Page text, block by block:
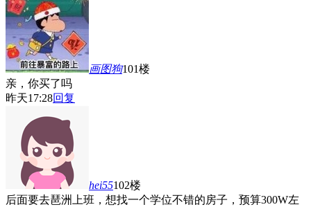
画图狗101楼
亲，你买了吗
昨天17:28回复
hei55102楼
后面要去琶洲上班，想找一个学位不错的房子，预算300W左